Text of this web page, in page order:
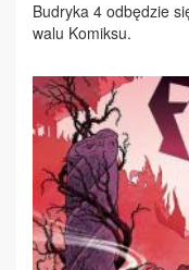
Bu­dry­ka 4 od­bę­dzie
wa­lu Ko­mik­su.